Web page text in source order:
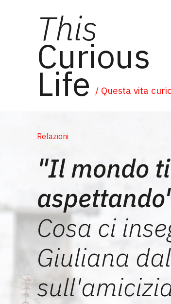
This
Curious
Life / Questa vita
Relazioni
"Il mondo
Cosa ci
Giuliana